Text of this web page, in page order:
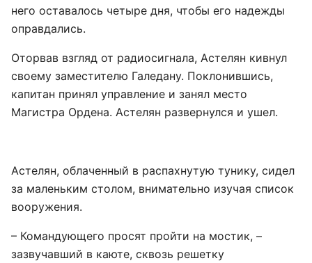
него оставалось четыре дня, чтобы его надежды
оправдались.
Оторвав взгляд от радиосигнала, Астелян кивнул
своему заместителю Галедану. Поклонившись,
капитан принял управление и занял место
Магистра Ордена. Астелян развернулся и ушел.
Астелян, облаченный в распахнутую тунику, сидел
за маленьким столом, внимательно изучая список
вооружения.
– Командующего просят пройти на мостик, –
зазвучавший в каюте, сквозь решетку